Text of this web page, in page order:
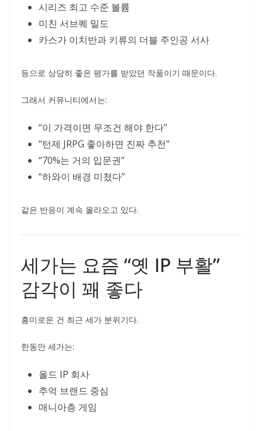
시리즈 최고 수준 볼륨
미친 서브퀘 밀도
카스가 이치반과 키류의 더블 주인공 서사
등으로 상당히 좋은 평가를 받았던 작품이기 때문이다.
그래서 커뮤니티에서는:
“이 가격이면 무조건 해야 한다”
“턴제 JRPG 좋아하면 진짜 추천”
“70%는 거의 입문권”
“하와이 배경 미쳤다”
같은 반응이 계속 올라오고 있다.
세가는 요즘 “옛 IP 부활”
감각이 꽤 좋다
흥미로운 건 최근 세가 분위기다.
한동안 세가는:
올드 IP 회사
추억 브랜드 중심
매니아층 게임